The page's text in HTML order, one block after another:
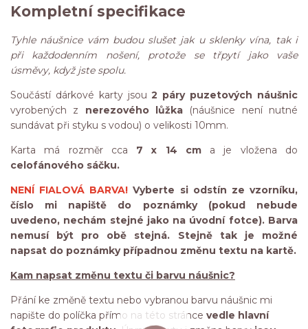
Kompletní specifikace
Tyhle náušnice vám budou slušet jak u sklenky vína, tak i
při každodenním nošení, protože se třpytí jako vaše
úsměvy, když jste spolu.
Součástí dárkové karty jsou2 páry puzetových náušnic
vyrobených z nerezového lůžka(náušnice není nutné
sundávat při styku s vodou) o velikosti 10mm.
Karta má rozměr cca 7 x 14 cm a je vložena do
celofánového sáčku.
NENÍ FIALOVÁ BARVA! Vyberte si odstín ze vzorníku,
číslo mi napiště do poznámky (pokud nebude
uvedeno, nechám stejné jako na úvodní fotce). Barva
nemusí být pro obě stejná. Stejně tak je možné
napsat do poznámky případnou změnu textu na kartě.
Kam napsat změnu textu či barvu náušnic?
Přání ke změně textu nebo vybranou barvu náušnic mi
napište do políčka přímo na této stránce vedle hlavní